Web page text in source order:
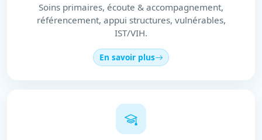
Soins primaires, écoute & accompagnement,
référencement, appui structures, vulnérables,
IST/VIH.
En savoir plus